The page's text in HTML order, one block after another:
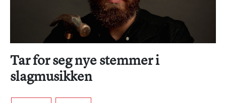
Tar for seg nye stemmer i
slagmusikken